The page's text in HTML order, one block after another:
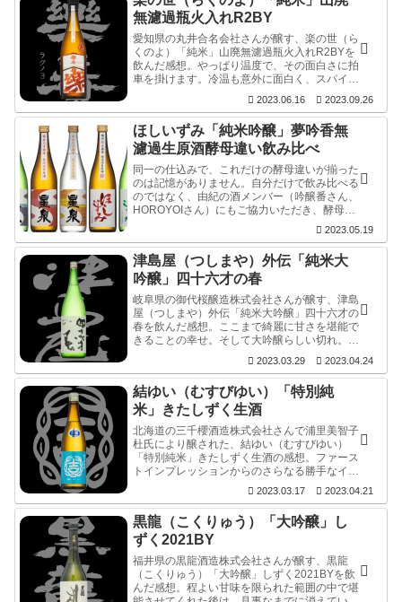
が、須臾（しゅゆ）にして可憐。
無濾過瓶火入れR2BY
愛知県の丸井合名会社さんが醸す、楽の世（ら
くのよ）「純米」山廃無濾過瓶火入れR2BYを
飲んだ感想。やっぱり温度で、その面白さに拍
車を掛けます。冷温も意外に面白く、スパイシ
も面白いのは50度ほどの熱燗で、塊のような旨
味とほぼ同時に酸から来るのか？不思議な爽や
かさがビシバシと伝わってきます。
2023.06.16 2023.09.26
ほしいずみ「純米吟醸」夢吟香無
濾過生原酒酵母違い飲み比べ
同一の仕込みで、これだけの酵母違いが揃った
のは記憶がありません。自分だけで飲み比べる
のではなく、由紀の酒メンバー（吟醸番さん、
HOROYOIさん）にもご協力いただき、酵母違
2023.05.19
津島屋（つしまや）外伝「純米大
吟醸」四十六才の春
岐阜県の御代桜醸造株式会社さんが醸す、津島
屋（つしまや）外伝「純米大吟醸」四十六才の
春を飲んだ感想。ここまで綺麗に甘さを堪能で
きることの幸せ。そして大吟醸らしい切れ。も
2023.03.29 2023.04.24
結ゆい（むすびゆい）「特別純
米」きたしずく生酒
北海道の三千櫻酒造株式会社さんで浦里美智子
杜氏により醸された、結ゆい（むすびゆい）
「特別純米」きたしずく生酒の感想。ファース
トインプレッションからのさらなる勝手なイメ
や！、どんどん結ゆいが膨らんできます。そ
う！これこれ♪。これを待っていたんです！。
香って甘いのに引く。
2023.03.17 2023.04.21
黒龍（こくりゅう）「大吟醸」し
ずく2021BY
福井県の黒龍酒造株式会社さんが醸す、黒龍
（こくりゅう）「大吟醸」しずく2021BYを飲
んだ感想。程よい甘味を限られた範囲の中で堪